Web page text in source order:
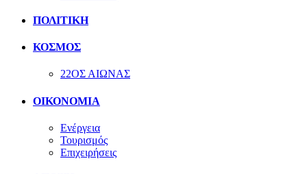
ΠΟΛΙΤΙΚΗ
ΚΟΣΜΟΣ
22ΟΣ ΑΙΩΝΑΣ
ΟΙΚΟΝΟΜΙΑ
Ενέργεια
Τουρισμός
Επιχειρήσεις